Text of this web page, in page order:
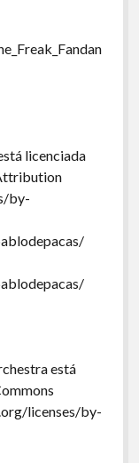
licenciada
by-
está
licenses/by-